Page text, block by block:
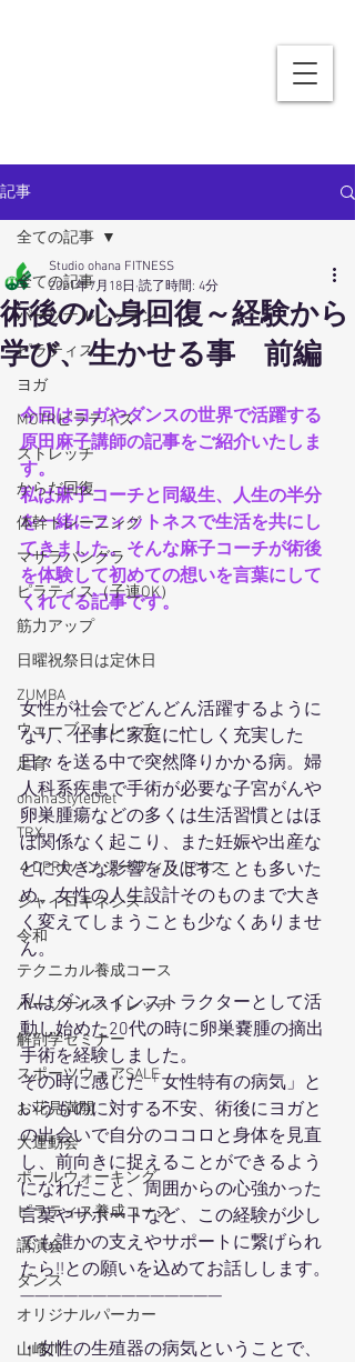
記事
全ての記事
パーソナルレッスン
ピラティス
ヨガ
MOTRピラティス
ストレッチ
からだ回復
体幹トレーニング
マサラバングラ
ピラティス（子連OK）
筋力アップ
日曜祝祭日は定休日
ZUMBA
ウェーブストレッチ
足育
ohanaStyleDiet
TRX
４DPROバンジーフィットネス
ジャイロキネシス
令和
テクニカル養成コース
パーソナルストレッチ
解剖学セミナー
スポーツウェアSALE
お花見満開
大運動会
ポールウォーキング
ピラティス養成コース
講演会
ダンス
オリジナルパーカー
山崎川
全ての記事
術後の心身回復～経験から
学び、生かせる事 前編
Studio ohana FITNESS
2021年7月18日 読了時間: 4分
今回はヨガやダンスの世界で活躍する
原田麻子講師の記事をご紹介いたしま
す。
私は麻子コーチと同級生、人生の半分
を一緒にフィットネスで生活を共にし
てきました。そんな麻子コーチが術後
を体験して初めての想いを言葉にして
くれてる記事です。
女性が社会でどんどん活躍するように
なり、仕事に家庭に忙しく充実した
日々を送る中で突然降りかかる病。婦
人科系疾患で手術が必要な子宮がんや
卵巣腫瘍などの多くは生活習慣とはほ
ぼ関係なく起こり、また妊娠や出産な
どに大きな影響を及ぼすことも多いた
め、女性の人生設計そのものまで大き
く変えてしまうことも少なくありませ
ん。
私はダンスインストラクターとして活
動し始めた20代の時に卵巣嚢腫の摘出
手術を経験しました。
その時に感じた「女性特有の病気」と
いうものに対する不安、術後にヨガと
の出会いで自分のココロと身体を見直
し、前向きに捉えることができるよう
になれたこと、周囲からの心強かった
言葉やサポートなど、この経験が少し
でも誰かの支えやサポートに繋げられ
たら!!との願いを込めてお話しします。
——————————————
・女性の生殖器の病気ということで、